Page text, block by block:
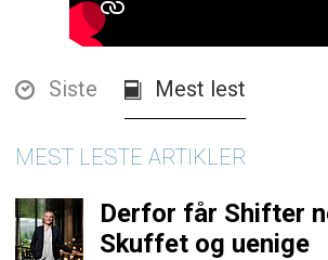
Siste Mest lest
MEST LESTE ARTIKLER
Derfor får Shifter
Skuffet og uenige